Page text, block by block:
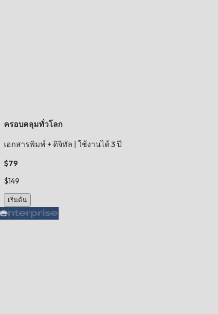
ครอบคลุมทั่วโลก
เอกสารพิมพ์ + ดิจิทัล ใช้งานได้ 3 ปี
$79
$149
เริ่มต้น